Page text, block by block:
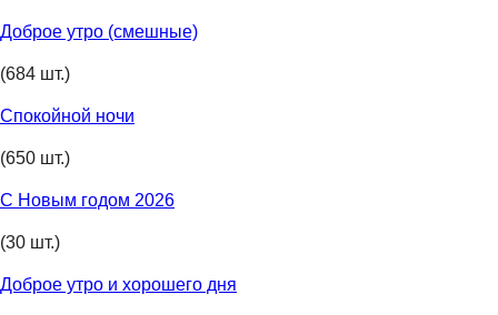
Доброе утро (смешные)
(684 шт.)
Спокойной ночи
(650 шт.)
С Новым годом 2026
(30 шт.)
Доброе утро и хорошего дня